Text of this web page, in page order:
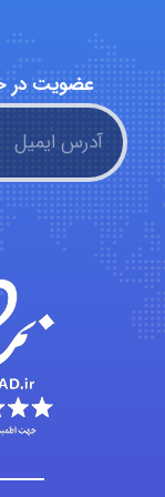
عضویت در